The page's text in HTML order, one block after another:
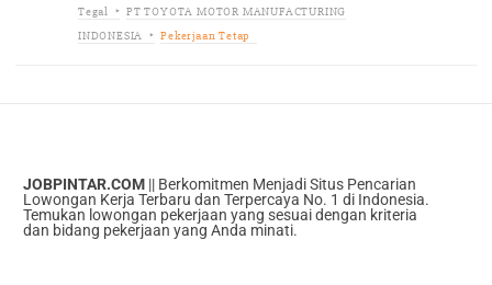
Tegal
PT TOYOTA MOTOR MANUFACTURING
INDONESIA
Pekerjaan Tetap
JOBPINTAR.COM|| Berkomitmen Menjadi Situs Pencarian
Lowongan Kerja Terbaru dan Terpercaya No. 1 di Indonesia.
Temukan lowongan pekerjaan yang sesuai dengan kriteria
dan bidang pekerjaan yang Anda minati.